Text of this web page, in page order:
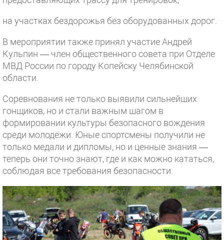
на участках бездорожья без оборудованных дорог.
В мероприятии также принял участие Андрей
Кульпин — член общественного совета при Отделе
МВД России по городу Копейску Челябинской
области.
Соревнования не только выявили сильнейших
гонщиков, но и стали важным шагом в
формировании культуры безопасного вождения
среди молодёжи. Юные спортсмены получили не
только медали и дипломы, но и ценные знания —
теперь они точно знают, где и как можно кататься,
соблюдая все требования безопасности.